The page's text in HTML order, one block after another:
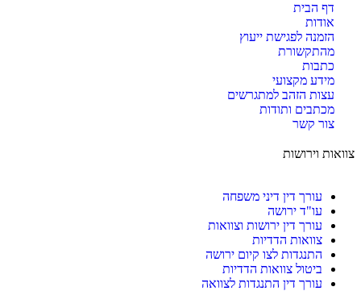
דף הבית
אודות
הזמנה לפגישת ייעוץ
מהתקשורת
כתבות
מידע מקצועי
עצות הזהב למתגרשים
מכתבים ותודות
צור קשר
צוואות וירושות
עורך דין דיני משפחה
עו"ד ירושה
עורך דין ירושות וצוואות
צוואות הדדיות
התנגדות לצו קיום ירושה
ביטול צוואות הדדיות
עורך דין התנגדות לצוואה